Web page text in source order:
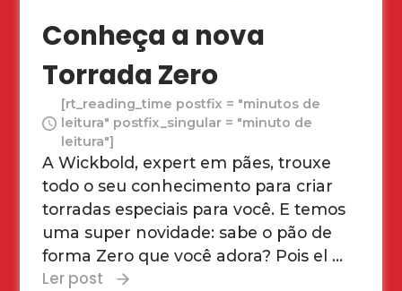
Conheça a nova
Torrada Zero
[rt_reading_time postfix = "minutos de
leitura" postfix_singular = "minuto de
leitura"]
A Wickbold, expert em pães, trouxe
todo o seu conhecimento para criar
torradas especiais para você. E temos
uma super novidade: sabe o pão de
forma Zero que você adora? Pois el ...
Ler post